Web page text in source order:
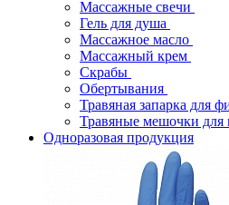
Массажные свечи
Гель для душа
Массажное масло
Массажный крем
Скрабы
Обертывания
Травяная запарка для
Травяные мешочки для
Одноразовая продукция